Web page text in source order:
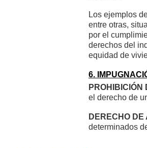
Los ejemplos
entre otras,
por el
derechos del
equidad de
6.
PROHIBICIÓN
el derecho de
DERECHO
determinados